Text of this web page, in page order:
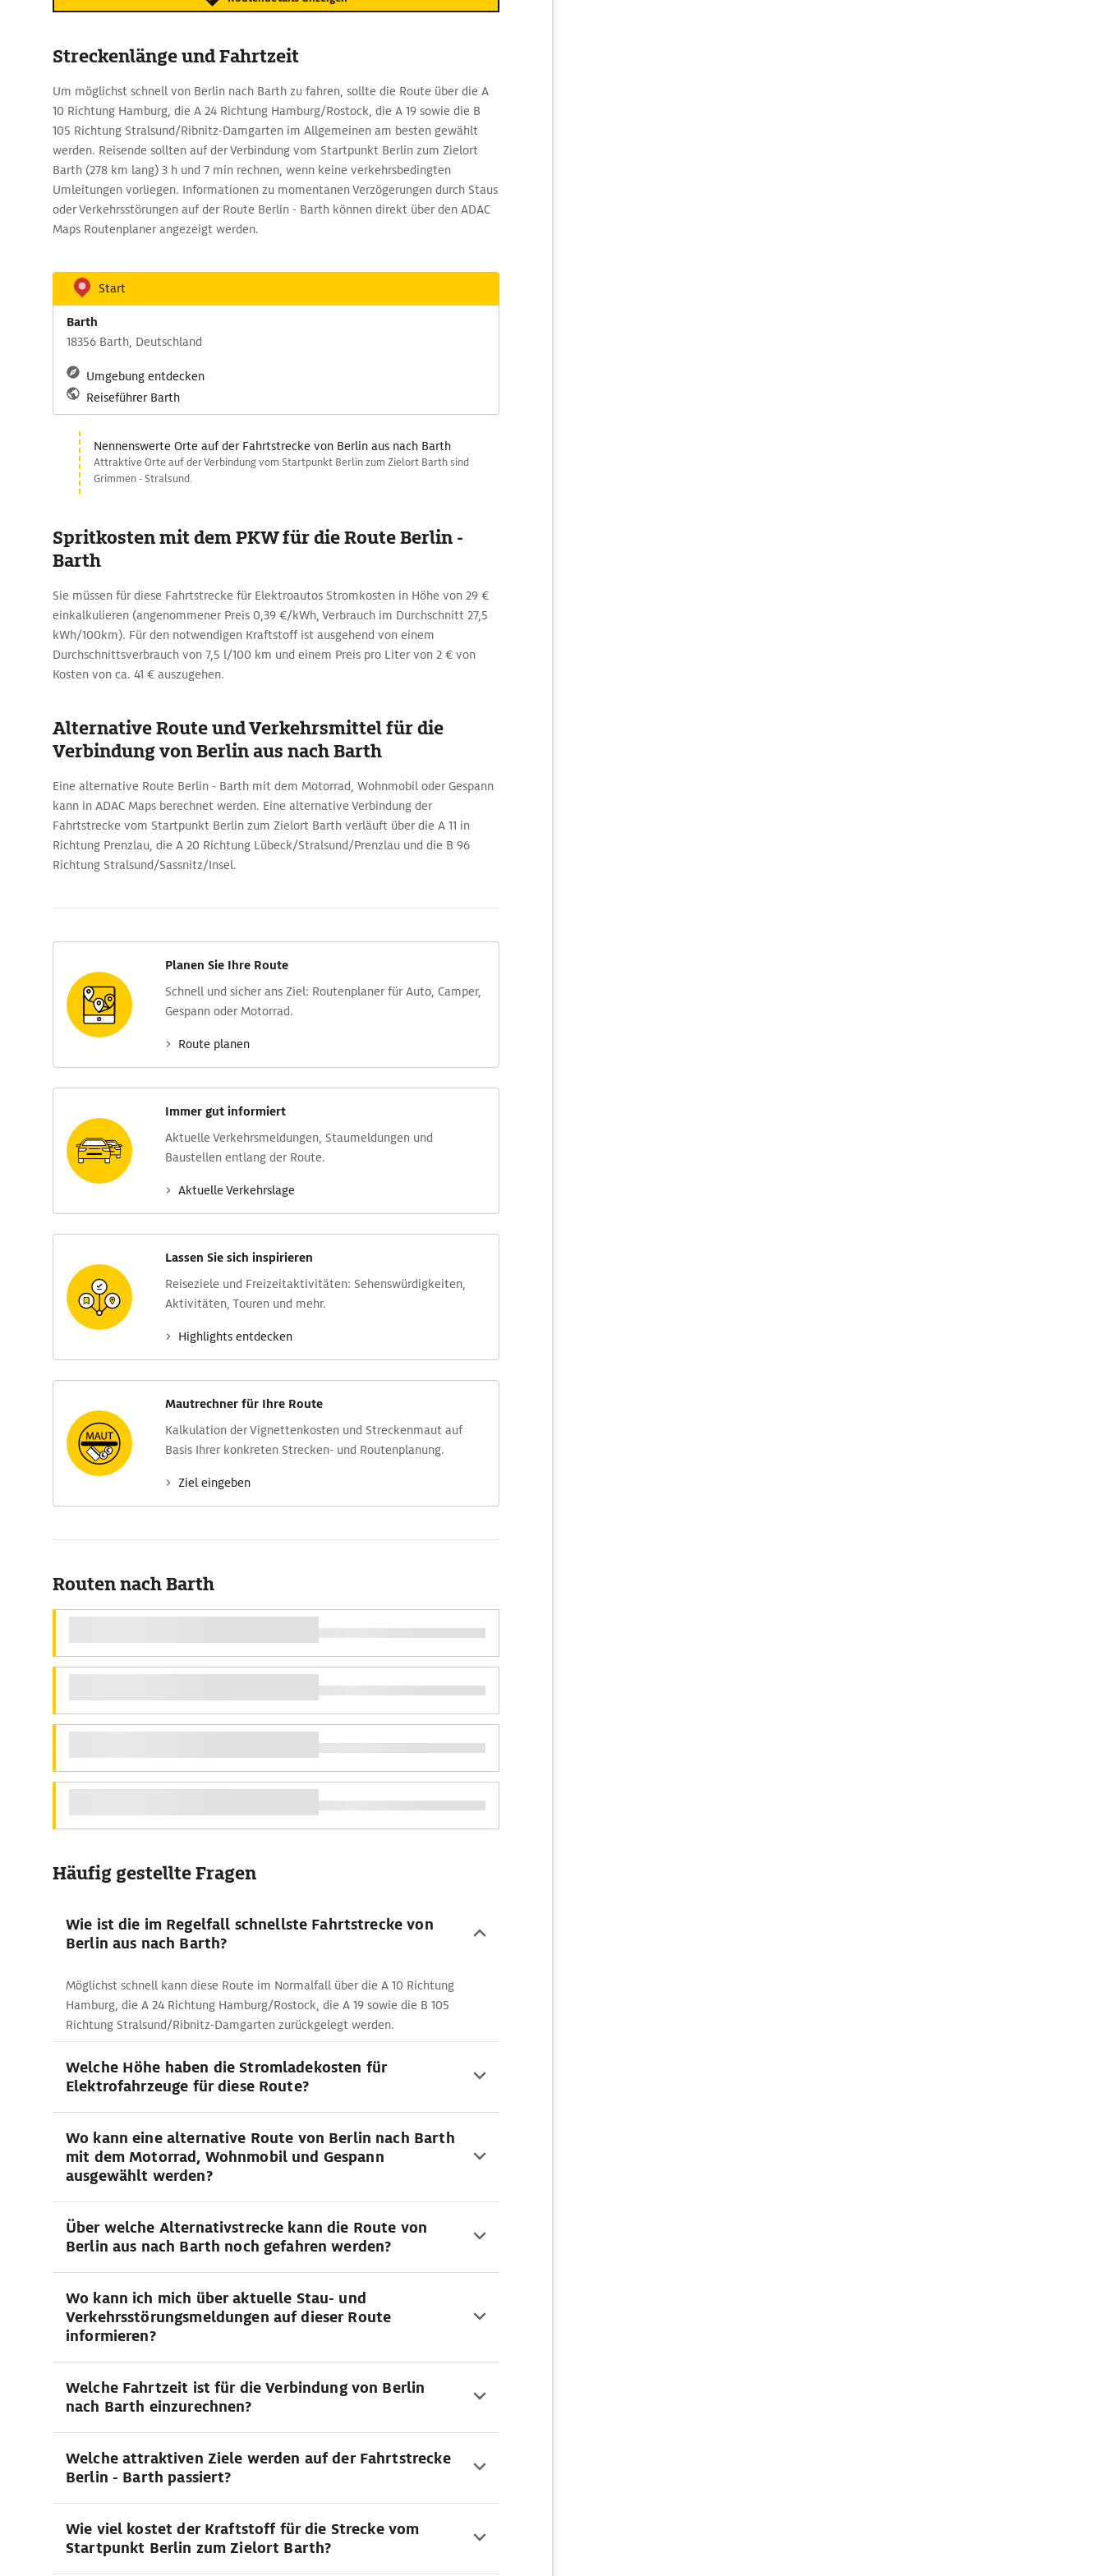
Streckenlänge und Fahrtzeit
Um möglichst schnell von Berlin nach Barth zu fahren, sollte die Route über die A
10 Richtung Hamburg, die A 24 Richtung Hamburg/Rostock, die A 19 sowie die B
105 Richtung Stralsund/Ribnitz-Damgarten im Allgemeinen am besten gewählt
werden. Reisende sollten auf der Verbindung vom Startpunkt Berlin zum Zielort
Barth (278 km lang) 3 h und 7 min rechnen, wenn keine verkehrsbedingten
Umleitungen vorliegen. Informationen zu momentanen Verzögerungen durch Staus
oder Verkehrsstörungen auf der Route Berlin - Barth können direkt über den ADAC
Maps Routenplaner angezeigt werden.
Start
Barth
18356 Barth, Deutschland
Umgebung entdecken
Reiseführer Barth
Nennenswerte Orte auf der Fahrtstrecke von Berlin aus nach Barth
Attraktive Orte auf der Verbindung vom Startpunkt Berlin zum Zielort Barth sind
Grimmen - Stralsund.
Spritkosten mit dem PKW für die Route Berlin -
Barth
Sie müssen für diese Fahrtstrecke für Elektroautos Stromkosten in Höhe von 29 €
einkalkulieren (angenommener Preis 0,39 €/kWh, Verbrauch im Durchschnitt 27,5
kWh/100km). Für den notwendigen Kraftstoff ist ausgehend von einem
Durchschnittsverbrauch von 7,5 l/100 km und einem Preis pro Liter von 2 € von
Kosten von ca. 41 € auszugehen.
Alternative Route und Verkehrsmittel für die
Verbindung von Berlin aus nach Barth
Eine alternative Route Berlin - Barth mit dem Motorrad, Wohnmobil oder Gespann
kann in ADAC Maps berechnet werden. Eine alternative Verbindung der
Fahrtstrecke vom Startpunkt Berlin zum Zielort Barth verläuft über die A 11 in
Richtung Prenzlau, die A 20 Richtung Lübeck/Stralsund/Prenzlau und die B 96
Richtung Stralsund/Sassnitz/Insel.
Planen Sie Ihre Route
Schnell und sicher ans Ziel: Routen­planer für Auto, Camper,
Gespann oder Motorrad.
Route planen
Immer gut informiert
Aktuelle Verkehrs­meldungen, Stau­meldungen und
Baustellen entlang der Route.
Aktuelle Verkehrs­lage
Lassen Sie sich inspirieren
Reise­ziele und Freizeit­aktivitäten: Sehens­würdig­keiten,
Aktivitäten, Touren und mehr.
Highlights entdecken
Mautrechner für Ihre Route
Kalkulation der Vignettenkosten und Streckenmaut auf
Basis Ihrer konkreten Strecken- und Routenplanung.
Ziel eingeben
Routen nach Barth
Häufig gestellte Fragen
Wie ist die im Regelfall schnellste Fahrtstrecke von
Berlin aus nach Barth?
Möglichst schnell kann diese Route im Normalfall über die A 10 Richtung
Hamburg, die A 24 Richtung Hamburg/Rostock, die A 19 sowie die B 105
Richtung Stralsund/Ribnitz-Damgarten zurückgelegt werden.
Welche Höhe haben die Stromladekosten für
Elektrofahrzeuge für diese Route?
Wo kann eine alternative Route von Berlin nach Barth
mit dem Motorrad, Wohnmobil und Gespann
ausgewählt werden?
Über welche Alternativstrecke kann die Route von
Berlin aus nach Barth noch gefahren werden?
Wo kann ich mich über aktuelle Stau- und
Verkehrsstörungsmeldungen auf dieser Route
informieren?
Welche Fahrtzeit ist für die Verbindung von Berlin
nach Barth einzurechnen?
Welche attraktiven Ziele werden auf der Fahrtstrecke
Berlin - Barth passiert?
Wie viel kostet der Kraftstoff für die Strecke vom
Startpunkt Berlin zum Zielort Barth?